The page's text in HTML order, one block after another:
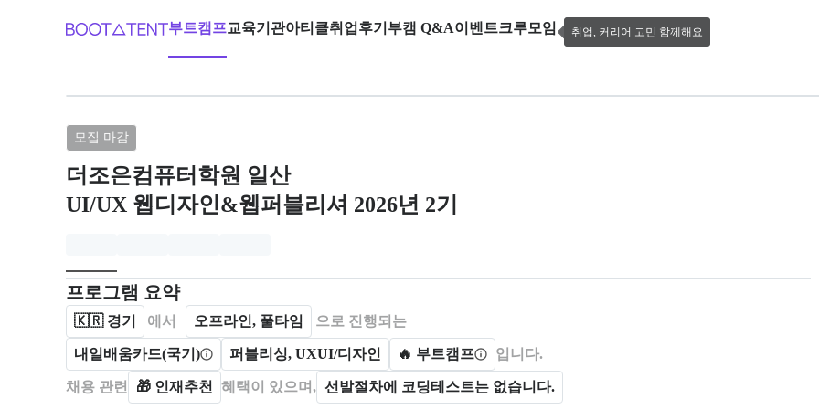
부트캠프교육기관아티클취업후기 부캠 Q&A이벤트크루모임 취업, 커리어 고민 함께해요
모집 마감
더조은컴퓨터학원 일산
UI/UX 웹디자인&웹퍼블리셔 2026년 2기
브랜드: 더조은컴퓨터학원 일산, 과정명: UI/UX 웹디자인&웹퍼블리셔 2026년
모집개요
프로그램 요약
캠프를 운영하거나 참여하는 회사 정보를 카드 형태로 제공한다.
🇰🇷 경기 에서 오프라인, 풀타임 으로 진행되는
내일배움카드(국기) 퍼블리싱, UXUI/디자인 🔥 부트캠프 입니다.
채용 관련 🎁 인재추천 혜택이 있으며, 선발절차에 코딩테스트는 없습니다.